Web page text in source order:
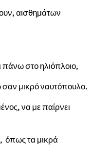
αισθημάτων
πάνω στο ηλιόπλοιο,
σαν μικρό ναυτόπουλο.
να με παίρνει
όπως τα μικρά